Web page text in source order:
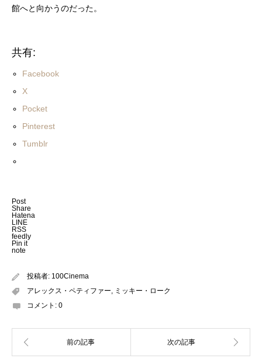
館へと向かうのだった。
共有:
Facebook
X
Pocket
Pinterest
Tumblr
Post
Share
Hatena
LINE
RSS
feedly
Pin it
note
投稿者: 100Cinema
アレックス・ペティファー, ミッキー・ローク
コメント: 0